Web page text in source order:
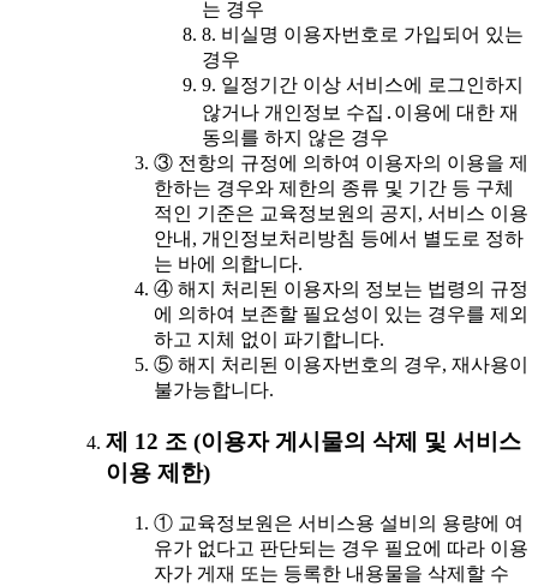
는 경우
8. 비실명 이용자번호로 가입되어 있는
경우
9. 일정기간 이상 서비스에 로그인하지
않거나 개인정보 수집․이용에 대한 재
동의를 하지 않은 경우
③ 전항의 규정에 의하여 이용자의 이용을 제
한하는 경우와 제한의 종류 및 기간 등 구체
적인 기준은 교육정보원의 공지, 서비스 이용
안내, 개인정보처리방침 등에서 별도로 정하
는 바에 의합니다.
④ 해지 처리된 이용자의 정보는 법령의 규정
에 의하여 보존할 필요성이 있는 경우를 제외
하고 지체 없이 파기합니다.
⑤ 해지 처리된 이용자번호의 경우, 재사용이
불가능합니다.
제 12 조 (이용자 게시물의 삭제 및 서비스
이용 제한)
① 교육정보원은 서비스용 설비의 용량에 여
유가 없다고 판단되는 경우 필요에 따라 이용
자가 게재 또는 등록한 내용물을 삭제할 수